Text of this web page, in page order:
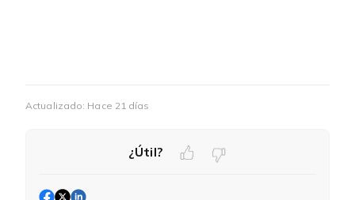
Actualizado: Hace 21 días
¿Útil?